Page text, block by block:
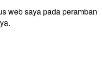
web saya pada peramban